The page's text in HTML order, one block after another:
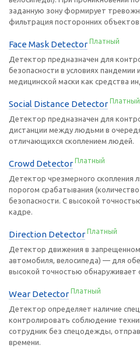
заданную зону формирует
фильтрация посторонних
Face Mask Detector Платный
Детектор предназначен для
безопасности в условиях
медицинской маски как средства
Social Distance Detector Платный
Детектор предназначен для
дистанции между людьми в
отличающихся скоплением людей.
Crowd Detector Платный
Детектор чрезмерного скопления
порогом срабатывания
безопасности. С высокой
кадре.
Direction Detector Платный
Детектор движения в запрещенном
автомобиля, велосипеда) — для
высокой точностью обнаруживает
Wear Detector Платный
Детектор определяет наличие
контролировать соблюдение
сотрудник без спецодежды,
времени.